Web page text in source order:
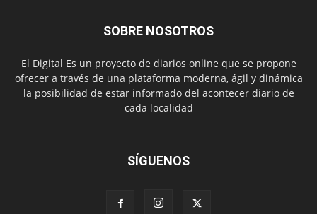
SOBRE NOSOTROS
El Digital Es un proyecto de diarios online que se propone
ofrecer a través de una plataforma moderna, ágil y dinámica
la posibilidad de estar informado del acontecer diario de
cada localidad
SÍGUENOS